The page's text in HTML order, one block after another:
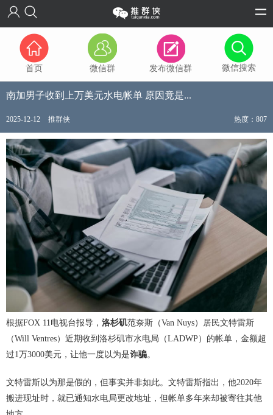
首页 微信群 发布微信群 微信搜索
南加男子收到上万美元水电帐单 原因竟是...
2025-12-12 推群侠 热度：807
根据FOX 11电视台报导， 洛杉矶范奈斯（Van Nuys）居民文特雷斯
（Will Ventres）近期收到洛杉矶市水电局（LADWP）的帐单，金额超
过1万3000美元，让他一度以为是诈骗。
文特雷斯以为那是假的，但事实并非如此。文特雷斯指出，他2020年
搬进现址时，就已通知水电局更改地址，但帐单多年来却被寄往其他